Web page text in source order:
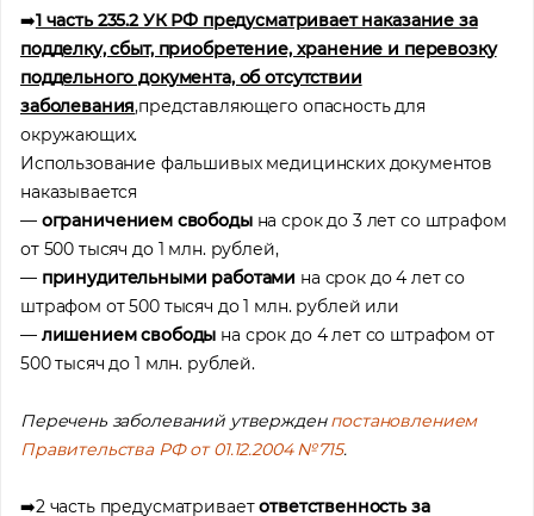
➡️1 часть 235.2 УК РФ предусматривает наказание за
подделку, сбыт, приобретение, хранение и перевозку
поддельного документа, об отсутствии
заболевания,представляющего опасность для
окружающих.
Использование фальшивых медицинских документов
наказывается
— ограничением свободына срок до 3 лет со штрафом
от 500 тысяч до 1 млн. рублей,
— принудительными работами на срок до 4 лет со
штрафом от 500 тысяч до 1 млн. рублей или
— лишением свободы на срок до 4 лет со штрафом от
500 тысяч до 1 млн. рублей.
Перечень заболеваний утвержденпостановлением
Правительства РФ от 01.12.2004 №715.
➡️2 часть предусматриваетответственность за